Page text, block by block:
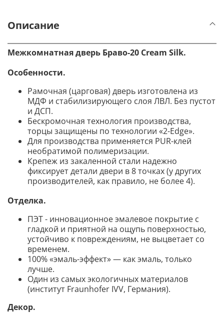
Описание
Межкомнатная дверь Браво-20 Cream Silk.
Особенности.
Рамочная (царговая) дверь изготовлена из
МДФ и стабилизирующего слоя ЛВЛ. Без пустот
и ДСП.
Бескромочная технология производства,
торцы защищены по технологии «2-Edge».
Для производства применяется PUR-клей
необратимой полимеризации.
Крепеж из закаленной стали надежно
фиксирует детали двери в 8 точках (у других
производителей, как правило, не более 4).
Отделка.
ПЭТ - инновационное эмалевое покрытие c
гладкой и приятной на ощупь поверхностью,
устойчиво к повреждениям, не выцветает со
временем.
100% «эмаль-эффект» — как эмаль, только
лучше.
Один из самых экологичных материалов
(институт Fraunhofer IVV, Германия).
Декор.